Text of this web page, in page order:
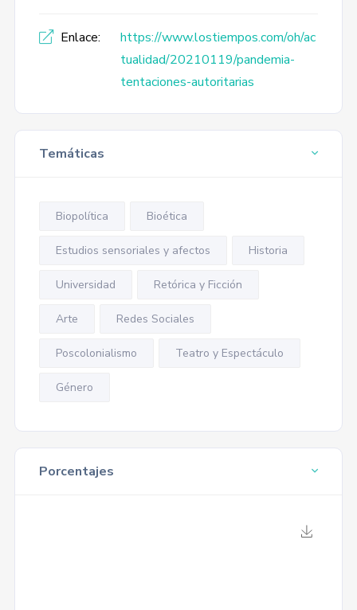
Enlace:
https://www.lostiempos.com/oh/ac
tualidad/20210119/pandemia-
tentaciones-autoritarias
Temáticas
Biopolítica Bioética
Estudios sensoriales y afectos Historia
Universidad Retórica y Ficción
Arte Redes Sociales
Poscolonialismo Teatro y Espectáculo
Género
Porcentajes